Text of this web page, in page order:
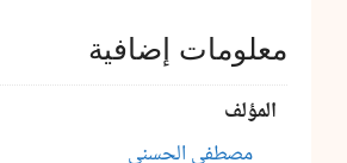
معلومات إضافية
المؤلف
مصطفى الحسني